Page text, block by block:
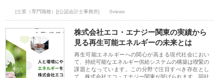
[士業（専門職種）][公認会計士事務所] 0views
株式会社エコ・エナジー関東の実績から
見る再生可能エネルギーの未来とは
再生可能エネルギーへの関心が高まる現代社会におい
て、持続可能なエネルギー供給システムの構築は喫緊の
課題となっています。この分野で注目すべき存在とし
て、株式会社エコ・エナジー関東が挙げられます。同社